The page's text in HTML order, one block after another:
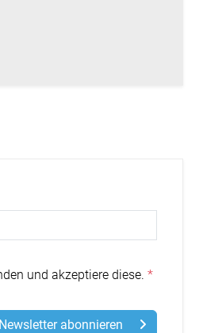
und akzeptiere diese.
Newsletter abonnieren